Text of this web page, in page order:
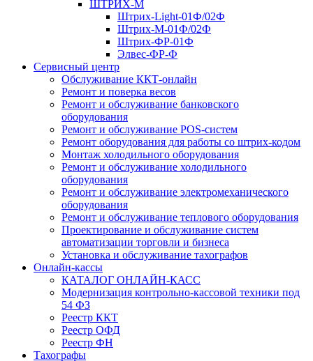
ШТРИХ-М
Штрих-Light-01Ф/02Ф
Штрих-М-01Ф/02Ф
Штрих-ФР-01Ф
Элвес-ФР-Ф
Сервисный центр
Обслуживание ККТ-онлайн
Ремонт и поверка весов
Ремонт и обслуживание банковского
оборудования
Ремонт и обслуживание POS-систем
Ремонт оборудования для работы со штрих-кодом
Монтаж холодильного оборудования
Ремонт и обслуживание холодильного
оборудования
Ремонт и обслуживание электромеханического
оборудования
Ремонт и обслуживание теплового оборудования
Проектирование и обслуживание систем
автоматизации торговли и бизнеса
Установка и обслуживание тахографов
Онлайн-кассы
КАТАЛОГ ОНЛАЙН-КАСС
Модернизация контрольно-кассовой техники под
54 ФЗ
Реестр ККТ
Реестр ОФД
Реестр ФН
Тахографы